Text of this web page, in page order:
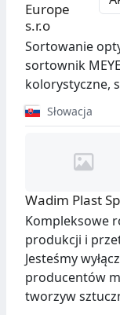
Europe
s.r.o
Sortowanie
sortownik
kolorystyczne,
Słowacja
Wadim Plast
Kompleksowe
produkcji i
Jesteśmy
producentów
tworzyw